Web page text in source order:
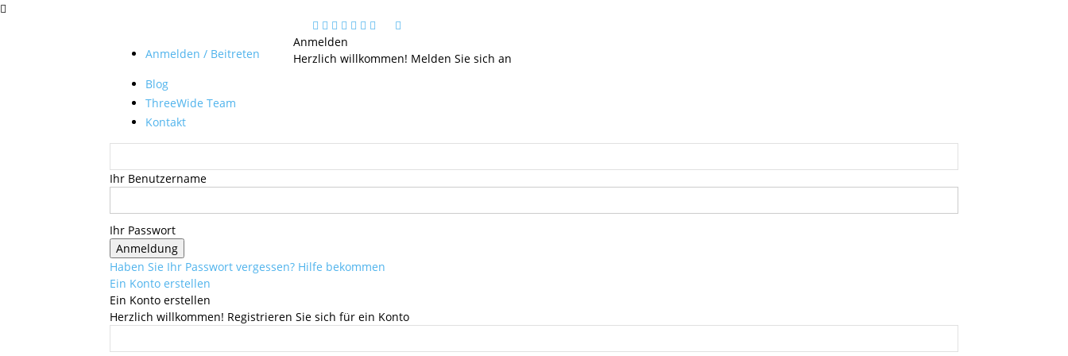
Anmelden / Beitreten
Blog
ThreeWide Team
Kontakt
Anmelden
Herzlich willkommen! Melden Sie sich an
Ihr Benutzername
Ihr Passwort
Haben Sie Ihr Passwort vergessen? Hilfe bekommen
Ein Konto erstellen
Ein Konto erstellen
Herzlich willkommen! Registrieren Sie sich für ein Konto